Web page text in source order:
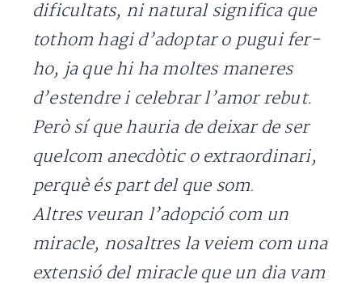
dificultats, ni natural significa que
tothom hagi d’adoptar o pugui fer-
ho, ja que hi ha moltes maneres
d’estendre i celebrar l’amor rebut.
Però sí que hauria de deixar de ser
quelcom anecdòtic o extraordinari,
perquè és part del que som.
Altres veuran l’adopció com un
miracle, nosaltres la veiem com una
extensió del miracle que un dia vam